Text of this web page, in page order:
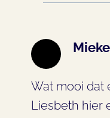
Mieke
Wat mooi dat
Liesbeth hier